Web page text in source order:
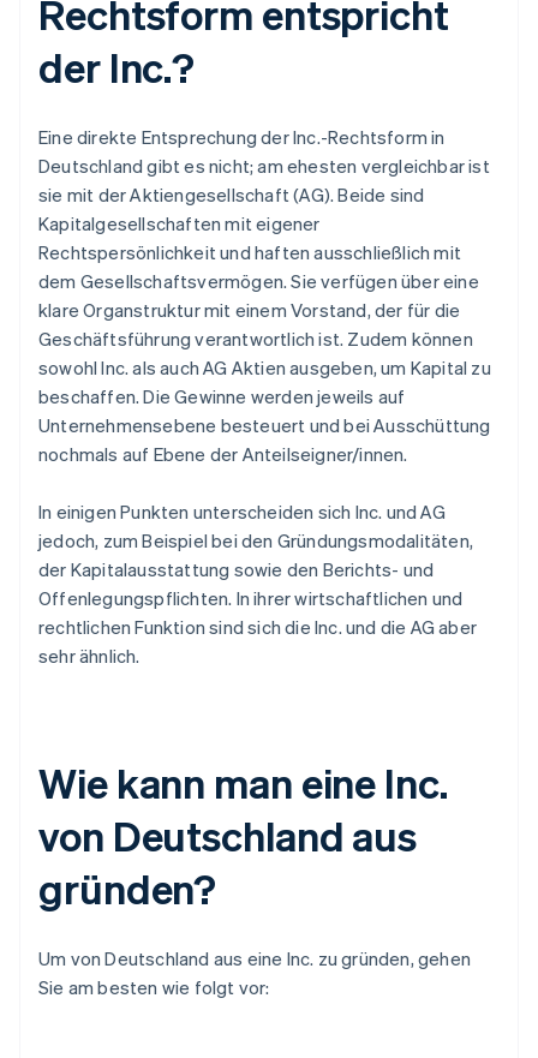
Rechtsform entspricht
der Inc.?
Eine direkte Entsprechung der Inc.-Rechtsform in
Deutschland gibt es nicht; am ehesten vergleichbar ist
sie mit der Aktiengesellschaft (AG). Beide sind
Kapitalgesellschaften mit eigener
Rechtspersönlichkeit und haften ausschließlich mit
dem Gesellschaftsvermögen. Sie verfügen über eine
klare Organstruktur mit einem Vorstand, der für die
Geschäftsführung verantwortlich ist. Zudem können
sowohl Inc. als auch AG Aktien ausgeben, um Kapital zu
beschaffen. Die Gewinne werden jeweils auf
Unternehmensebene besteuert und bei Ausschüttung
nochmals auf Ebene der Anteilseigner/innen.
In einigen Punkten unterscheiden sich Inc. und AG
jedoch, zum Beispiel bei den Gründungsmodalitäten,
der Kapitalausstattung sowie den Berichts- und
Offenlegungspflichten. In ihrer wirtschaftlichen und
rechtlichen Funktion sind sich die Inc. und die AG aber
sehr ähnlich.
Wie kann man eine Inc.
von Deutschland aus
gründen?
Um von Deutschland aus eine Inc. zu gründen, gehen
Sie am besten wie folgt vor: